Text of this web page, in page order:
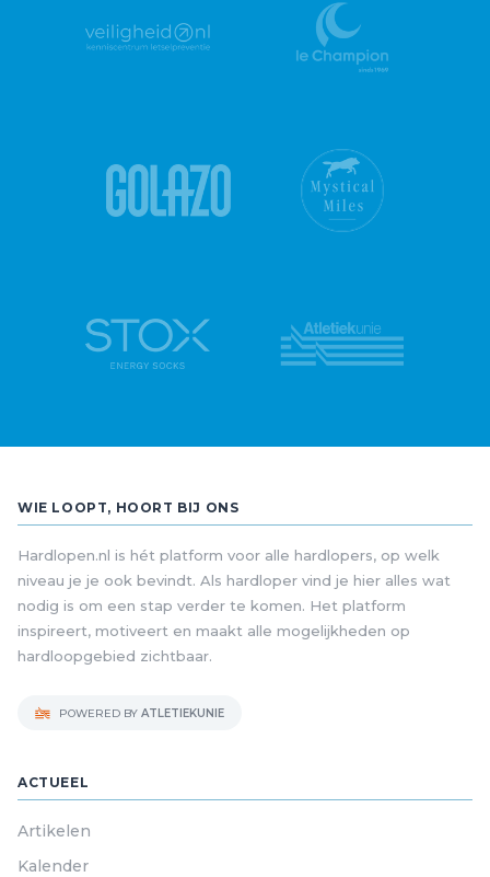
WIE LOOPT, HOORT BIJ ONS
Hardlopen.nl is hét platform voor alle hardlopers, op welk
niveau je je ook bevindt. Als hardloper vind je hier alles wat
nodig is om een stap verder te komen. Het platform
inspireert, motiveert en maakt alle mogelijkheden op
hardloopgebied zichtbaar.
POWERED BY ATLETIEKUNIE
ACTUEEL
Artikelen
Kalender